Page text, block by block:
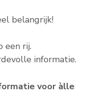
belangrijk!
een rij.
informatie.
voor àlle